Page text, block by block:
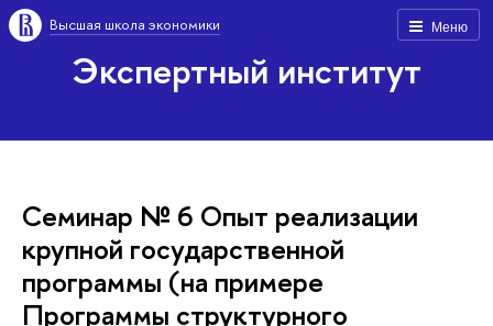
Меню
Высшая школа экономики
Экспертный институт
Семинар № 6 Опыт реализации
крупной государственной
программы (на примере
Программы структурного